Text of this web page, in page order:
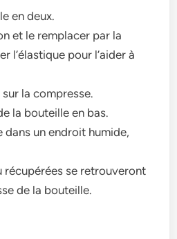
en deux.
et le remplacer par la
l’élastique pour l’aider à
la compresse.
la bouteille en bas.
dans un endroit humide,
récupérées se retrouveront
de la bouteille.